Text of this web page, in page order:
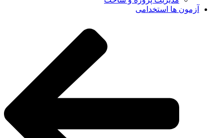
آزمون ها استخدامی